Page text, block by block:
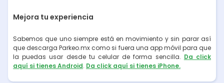
Mejora tu experiencia
Sabemos que uno siempre está en movimiento y sin parar así
que descarga Parkeo.mx como si fuera una app móvil para que
la puedas usar desde tu celular de forma sencilla. Da click
aquí si tienes Android. Da click aquí si tienes iPhone.